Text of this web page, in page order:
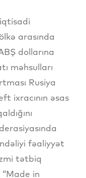
arasında
dollarına
məhsulları
Rusiya
ixracının əsas
fəaliyyət
tətbiq
in